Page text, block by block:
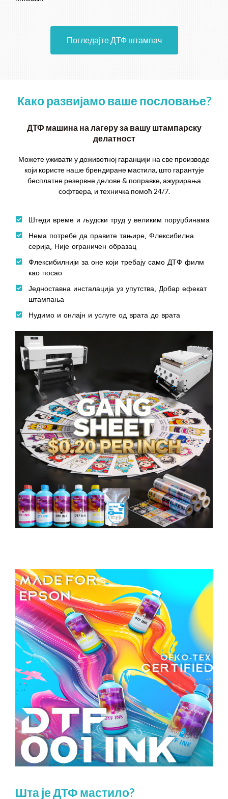
Погледајте ДТФ штампач
Како развијамо ваше пословање?
ДТФ машина на лагеру за вашу штампарску
делатност
Можете уживати у доживотној гаранцији на све производе
који користе наше брендиране мастила, што гарантује
бесплатне резервне делове & поправке, ажурирања
софтвера, и техничка помоћ 24/7.
Штеди време и људски труд у великим поруџбинама
Нема потребе да правите тањире, Флексибилна
серија, Није ограничен образац
Флексибилнији за оне који требају само ДТФ филм
као посао
Једноставна инсталација уз упутства, Добар ефекат
штампања
Нудимо и онлајн и услуге од врата до врата
Шта је ДТФ мастило?